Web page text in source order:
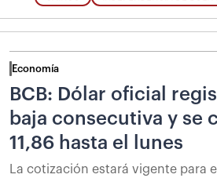
Economía
BCB: Dólar oficial
baja consecutiva y se
11,86 hasta el lunes
La cotización estará vigente para